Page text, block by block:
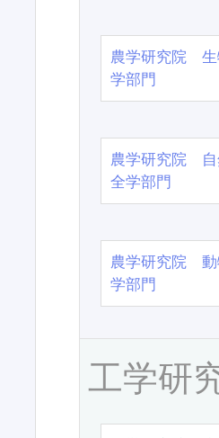
農学研究院 生
学部門
農学研究院 自
全学部門
農学研究院 動
学部門
工学研